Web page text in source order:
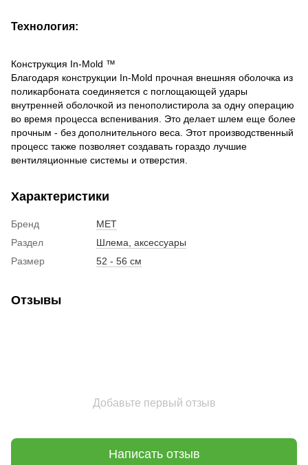
Технология:
Конструкция In-Mold ™
Благодаря конструкции In-Mold прочная внешняя оболочка из
поликарбоната соединяется с поглощающей удары
внутренней оболочкой из пенополистирола за одну операцию
во время процесса вспенивания. Это делает шлем еще более
прочным - без дополнительного веса. Этот производственный
процесс также позволяет создавать гораздо лучшие
вентиляционные системы и отверстия.
Характеристики
Бренд
MET
Раздел
Шлема, аксессуары
Размер
52 - 56 см
Отзывы
Добавьте первый отзыв
Написать отзыв